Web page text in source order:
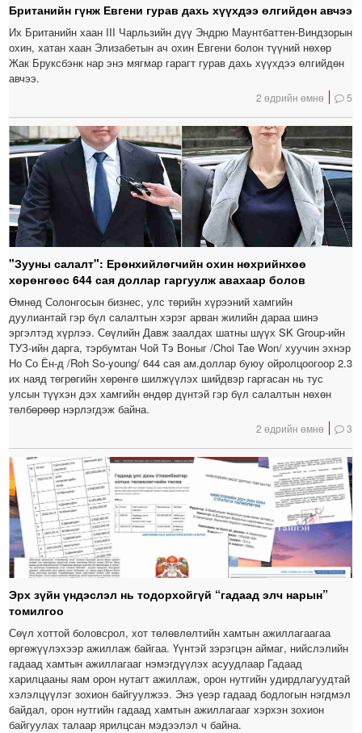
Британийн гүнж Евгени гурав дахь хүүхдээ өлгийдөн авчээ
Их Британийн хаан III Чарльзийн дүү Эндрю Маунтбаттен-Виндзорын
охин, хатан хаан Элизабетын ач охин Евгени болон түүний нөхөр
Жак Бруксбэнк нар энэ мягмар гарагт гурав дахь хүүхдээ өлгийдөн
авчээ.
2 өдрийн өмнө 5
"Зууны салалт": Ерөнхийлөгчийн охин нөхрийнхөө
хөрөнгөөс 644 сая доллар гаргуулж авахаар болов
Өмнөд Солонгосын бизнес, улс төрийн хүрээний хамгийн
дуулиантай гэр бүл салалтын хэрэг арван жилийн дараа шинэ
эргэлтэд хүрлээ. Сөүлийн Давж заалдах шатны шүүх SK Group-ийн
ТУЗ-ийн дарга, тэрбумтан Чой Тэ Воныг /Choi Tae Won/ хуучин эхнэр
Но Со Ён-д /Roh So-young/ 644 сая ам.доллар буюу ойролцоогоор 2.3
их наяд төгрөгийн хөрөнгө шилжүүлэх шийдвэр гаргасан нь тус
улсын түүхэн дэх хамгийн өндөр дүнтэй гэр бүл салалтын нөхөн
төлбөрөөр нэрлэгдэж байна.
2 өдрийн өмнө 3
Эрх зүйн үндэслэл нь тодорхойгүй “гадаад элч нарын”
томилгоо
Сөүл хоттой боловсрол, хот төлөвлөлтийн хамтын ажиллагаагаа
өргөжүүлэхээр ажиллаж байгаа. Үүнтэй зэрэгцэн аймаг, нийслэлийн
гадаад хамтын ажиллагааг нэмэгдүүлэх асуудлаар Гадаад
харилцааны яам орон нутагт ажиллаж, орон нутгийн удирдлагуудтай
хэлэлцүүлэг зохион байгуулжээ. Энэ үеэр гадаад бодлогын нэгдмэл
байдал, орон нутгийн гадаад хамтын ажиллагааг хэрхэн зохион
байгуулах талаар ярилцсан мэдээлэл ч байна.